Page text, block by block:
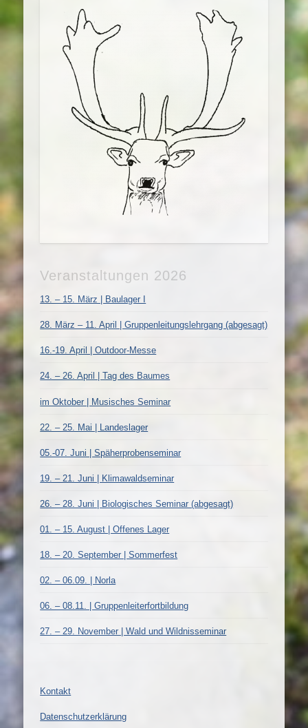
Veranstaltungen 2026
13. – 15. März | Baulager I
28. März – 11. April | Gruppenleitungslehrgang (abgesagt)
16.-19. April | Outdoor-Messe
24. – 26. April | Tag des Baumes
im Oktober | Musisches Seminar
22. – 25. Mai | Landeslager
05.-07. Juni | Späherprobenseminar
19. – 21. Juni | Klimawaldseminar
26. – 28. Juni | Biologisches Seminar (abgesagt)
01. – 15. August | Offenes Lager
18. – 20. September | Sommerfest
02. – 06.09. | Norla
06. – 08.11. | Gruppenleiterfortbildung
27. – 29. November | Wald und Wildnisseminar
Kontakt
Datenschutzerklärung